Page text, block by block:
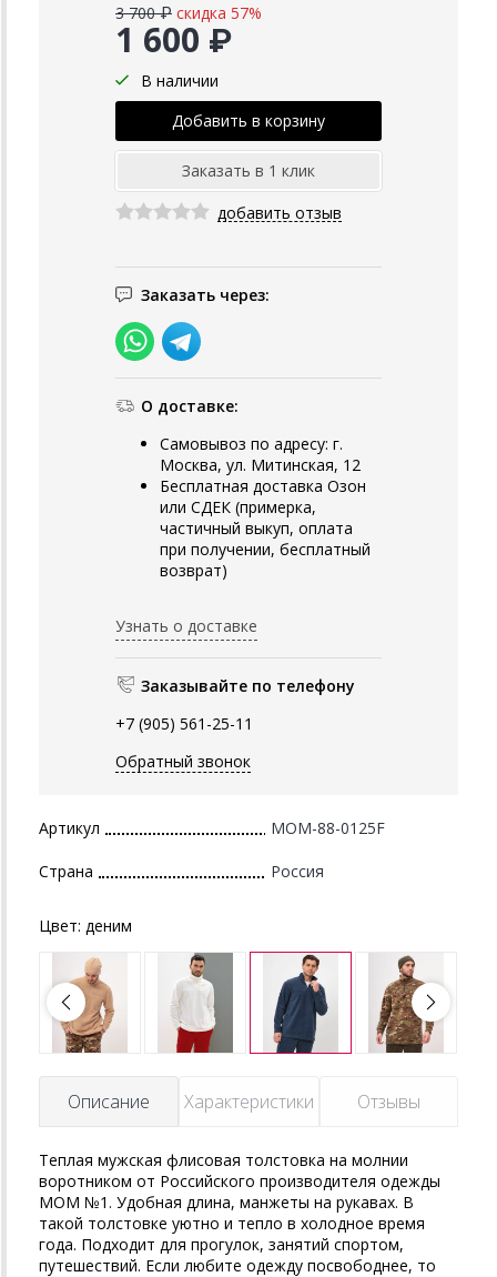
1 600 ₽
3 700 ₽ скидка 57%
В наличии
добавить отзыв
Заказать через:
О доставке:
Самовывоз по адресу: г.
Москва, ул. Митинская, 12
Бесплатная доставка Озон
или СДЕК (примерка,
частичный выкуп, оплата
при получении, бесплатный
возврат)
Узнать о доставке
Заказывайте по телефону
+7 (905) 561-25-11
Обратный звонок
Артикул MOM-88-0125F
Страна Россия
Цвет: деним
Описание Характеристики Отзывы
Теплая мужская флисовая толстовка на молнии
воротником от Российского производителя одежды
MOM №1. Удобная длина, манжеты на рукавах. В
такой толстовке уютно и тепло в холодное время
года. Подходит для прогулок, занятий спортом,
путешествий. Если любите одежду посвободнее, то